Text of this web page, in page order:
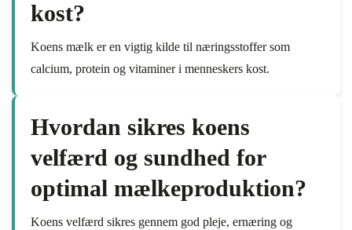
kost?
Koens mælk er en vigtig kilde til næringsstoffer som
calcium, protein og vitaminer i menneskers kost.
Hvordan sikres koens
velfærd og sundhed for
optimal mælkeproduktion?
Koens velfærd sikres gennem god pleje, ernæring og